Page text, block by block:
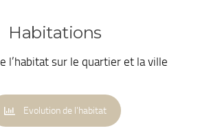
Habitations
l’habitat sur le quartier et la ville
Evolution de l'habitat